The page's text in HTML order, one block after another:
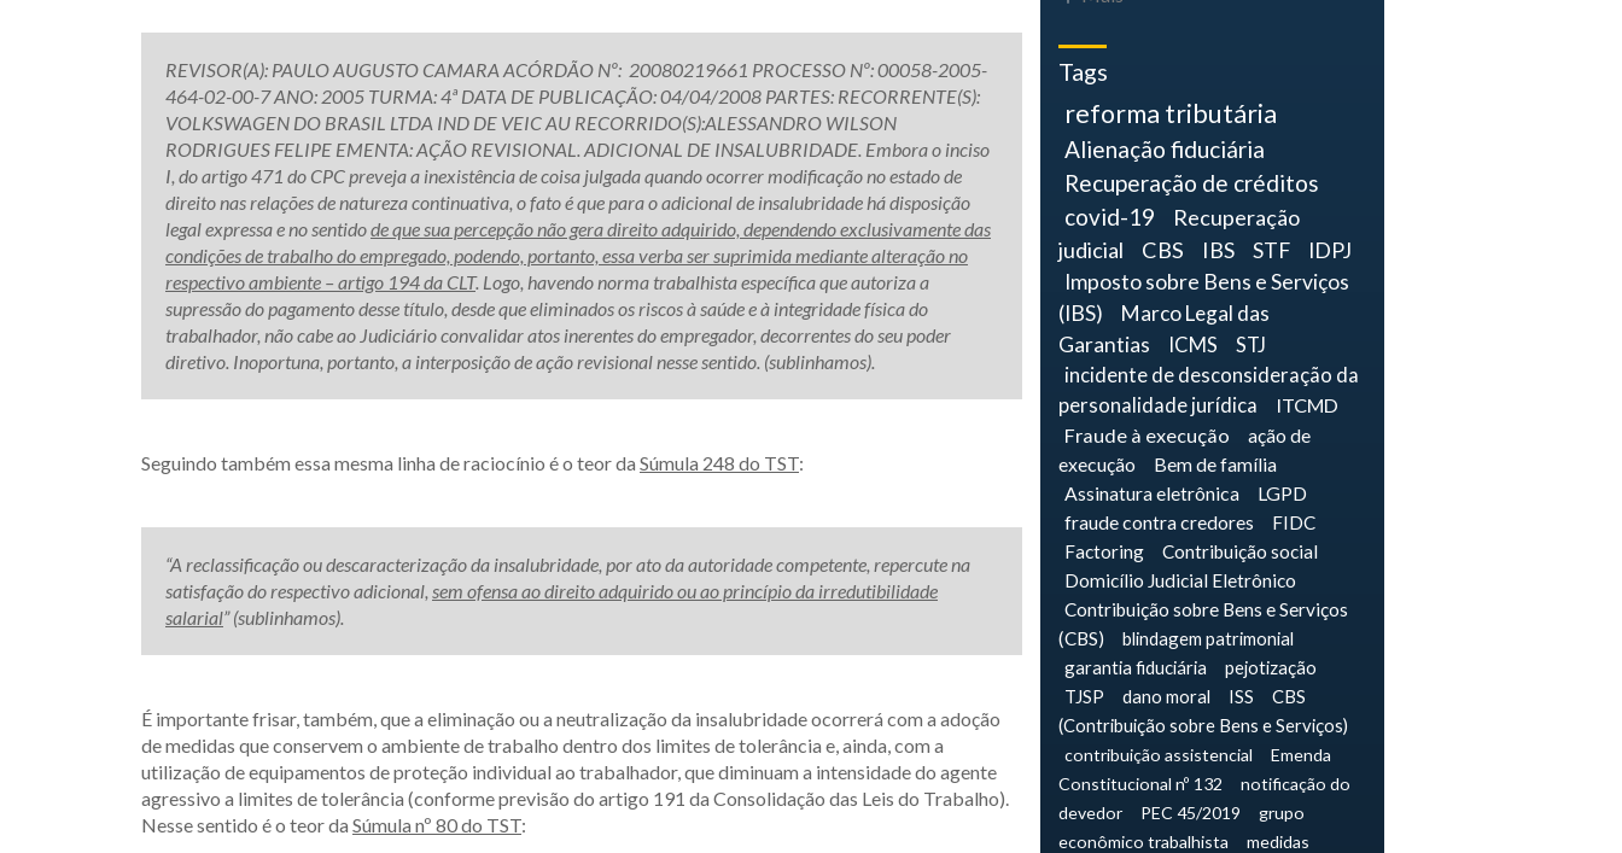
REVISOR(A): PAULO AUGUSTO CAMARA ACÓRDÃO Nº: 20080219661 PROCESSO Nº: 00058-2005-
464-02-00-7 ANO: 2005 TURMA: 4ª DATA DE PUBLICAÇÃO: 04/04/2008 PARTES: RECORRENTE(S):
VOLKSWAGEN DO BRASIL LTDA IND DE VEIC AU RECORRIDO(S):ALESSANDRO WILSON
RODRIGUES FELIPE EMENTA: AÇÃO REVISIONAL. ADICIONAL DE INSALUBRIDADE. Embora o inciso
I, do artigo 471 do CPC preveja a inexistência de coisa julgada quando ocorrer modificação no estado de
direito nas relações de natureza continuativa, o fato é que para o adicional de insalubridade há disposição
legal expressa e no sentidode que sua percepção não gera direito adquirido, dependendo exclusivamente das
condições de trabalho do empregado, podendo, portanto, essa verba ser suprimida mediante alteração no
respectivo ambiente – artigo 194 da CLT. Logo, havendo norma trabalhista específica que autoriza a
supressão do pagamento desse título, desde que eliminados os riscos à saúde e à integridade física do
trabalhador, não cabe ao Judiciário convalidar atos inerentes do empregador, decorrentes do seu poder
diretivo. Inoportuna, portanto, a interposição de ação revisional nesse sentido. (sublinhamos).
Seguindo também essa mesma linha de raciocínio é o teor da Súmula 248 do TST:
“A reclassificação ou descaracterização da insalubridade, por ato da autoridade competente, repercute na
satisfação do respectivo adicional, sem ofensa ao direito adquirido ou ao princípio da irredutibilidade
salarial” (sublinhamos).
É importante frisar, também, que a eliminação ou a neutralização da insalubridade ocorrerá com a adoção
de medidas que conservem o ambiente de trabalho dentro dos limites de tolerância e, ainda, com a
utilização de equipamentos de proteção individual ao trabalhador, que diminuam a intensidade do agente
agressivo a limites de tolerância (conforme previsão do artigo 191 da Consolidação das Leis do Trabalho).
Nesse sentido é o teor da Súmula nº 80 do TST:
Tags
reforma tributária
Alienação fiduciária
Recuperação de créditos
covid-19
Recuperação
judicial
CBS IBS STF
IDPJ
Imposto sobre Bens e Serviços
(IBS)
Marco Legal das
Garantias
ICMS
STJ
incidente de desconsideração da
personalidade jurídica
ITCMD
Fraude à execução
ação de
execução
Bem de família
Assinatura eletrônica
LGPD
fraude contra credores
FIDC
Factoring
Contribuição social
Domicílio Judicial Eletrônico
Contribuição sobre Bens e Serviços
(CBS)
blindagem patrimonial
garantia fiduciária
pejotização
TJSP
dano moral ISS
CBS
(Contribuição sobre Bens e Serviços)
contribuição assistencial
Emenda
Constitucional nº 132
notificação do
devedor
PEC 45/2019
grupo
econômico trabalhista
medidas